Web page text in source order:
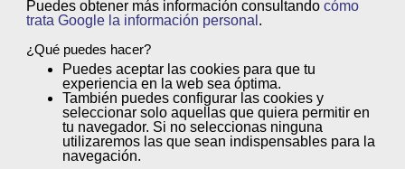
Puedes obtener más información consultando cómo
trata Google la información personal .
¿Qué puedes hacer?
Puedes aceptarlas cookies para que tu
experiencia en la web sea óptima.
También puedes configurarlas cookies y
seleccionar solo aquellas que quiera permitir en
tu navegador. Si no seleccionas ninguna
utilizaremos las que sean indispensables para la
navegación.
Además, podrás acreditar las
competencias profesionales
adquiridas y obtener unaTitulación
Oficial. Desde Femxa Escuelas